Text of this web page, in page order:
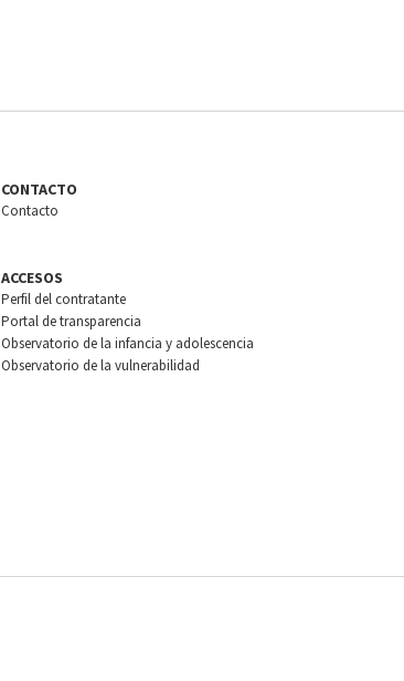
CONTACTO
Contacto
ACCESOS
Perfil del contratante
Portal de transparencia
Observatorio de la infancia y adolescencia
Observatorio de la vulnerabilidad